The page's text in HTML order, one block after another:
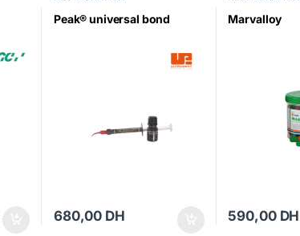
Peak® universal bond
680,00 DH
Marvalloy
590,00 DH